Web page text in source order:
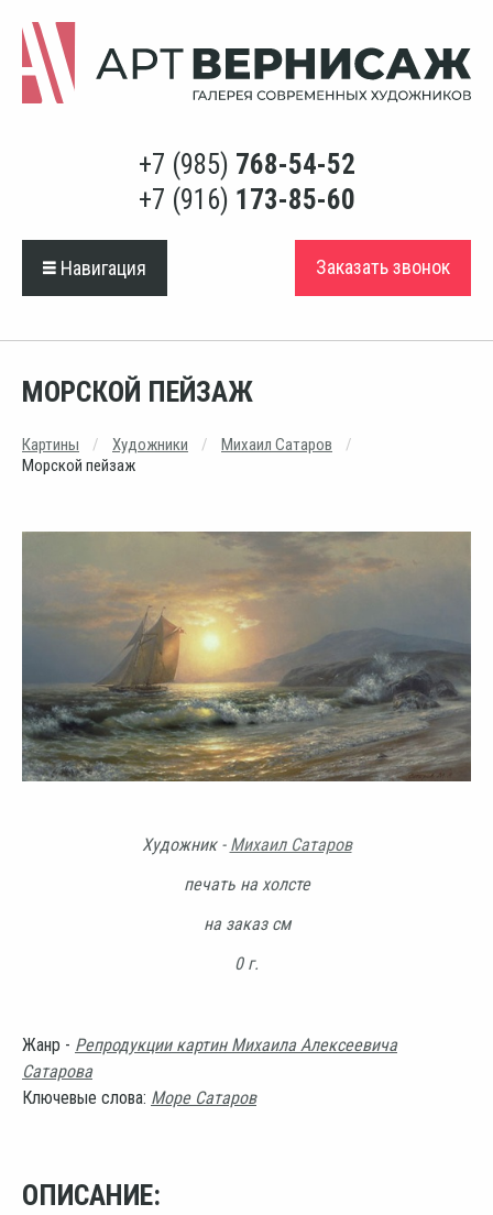
+7 (985) 768-54-52
+7 (916) 173-85-60
Навигация Заказать звонок
МОРСКОЙ ПЕЙЗАЖ
Картины Художники
Михаил Сатаров
Морской пейзаж
Художник - Михаил Сатаров
печать на холсте
на заказ см
0 г.
Жанр - Репродукции картин Михаила Алексеевича
Сатарова
Ключевые слова: Море Сатаров
ОПИСАНИЕ: